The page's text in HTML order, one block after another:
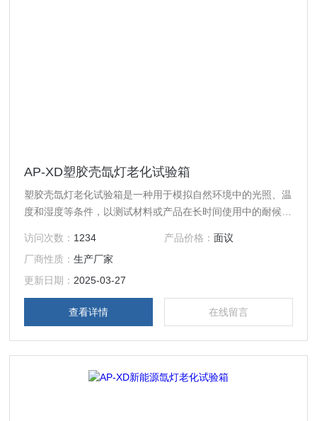
AP-XD塑胶壳氙灯老化试验箱
塑胶壳氙灯老化试验箱是一种用于模拟自然环境中的光照、温
度和湿度等条件，以测试材料或产品在长时间使用中的耐候性
紫外线、可见光和红外线，从而再现不同环境下的破坏性光
波‌。
访问次数： 1234 产品价格： 面议
厂商性质：生产厂家
更新日期： 2025-03-27
查看详情 在线留言